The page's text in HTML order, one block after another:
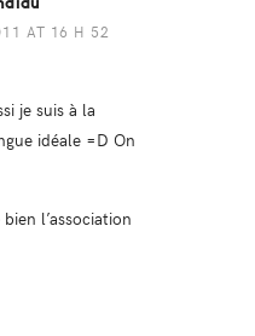
AT 16 H 52
je suis à la
idéale =D On
l’association